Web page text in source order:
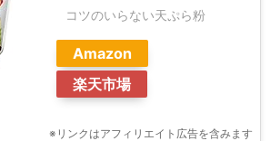
コツのいらない天ぷら粉
Amazon
楽天市場
※リンクはアフィリエイト広告を含みます